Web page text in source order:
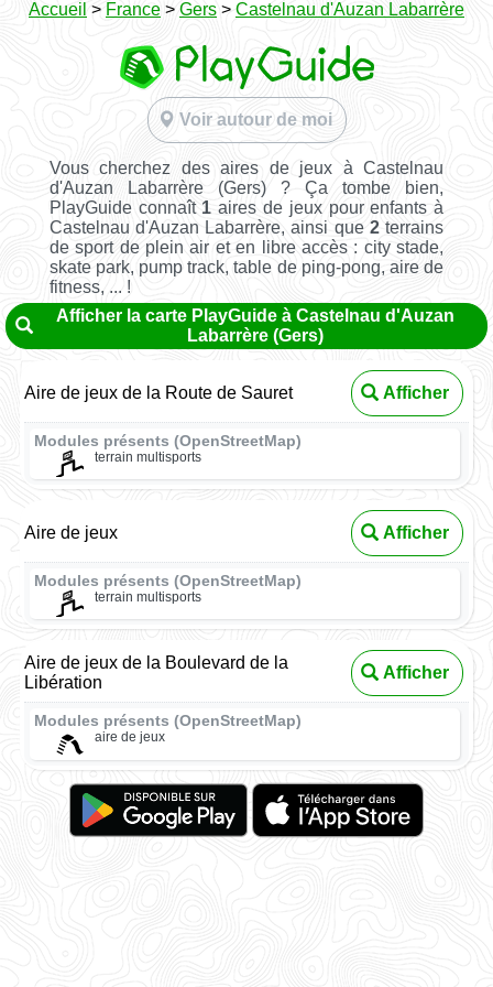
Accueil > France > Gers > Castelnau d'Auzan Labarrère
Voir autour de moi
Vous cherchez des aires de jeux à Castelnau
d'Auzan Labarrère (Gers) ? Ça tombe bien,
PlayGuide connaît 1 aires de jeux pour enfants à
Castelnau d'Auzan Labarrère, ainsi que 2terrains
de sport de plein air et en libre accès : city stade,
skate park, pump track, table de ping-pong, aire de
fitness, ... !
Afficher la carte PlayGuide à Castelnau d'Auzan
Labarrère (Gers)
Aire de jeux de la Route de Sauret Afficher
Modules présents (OpenStreetMap)
terrain multisports
Aire de jeux Afficher
Modules présents (OpenStreetMap)
terrain multisports
Aire de jeux de la Boulevard de la
Libération
Afficher
Modules présents (OpenStreetMap)
aire de jeux